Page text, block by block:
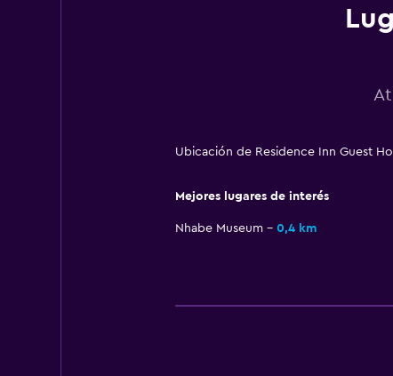
Ubicación de Residence Inn Guest
Mejores lugares de interés
Nhabe Museum 0,4 km